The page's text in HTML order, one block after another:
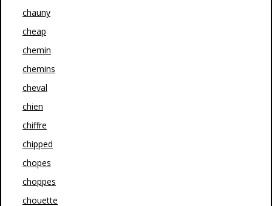
chauny
cheap
chemin
chemins
cheval
chien
chiffre
chipped
chopes
choppes
chouette